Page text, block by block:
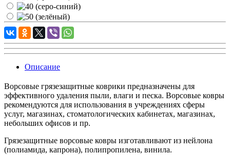
Описание
Ворсовые грязезащитные коврики предназначены для
эффективного удаления пыли, влаги и песка. Ворсовые ковры
рекомендуются для использования в учреждениях сферы
услуг, магазинах, стоматологических кабинетах, магазинах,
небольших офисов и пр.
Грязезащитные ворсовые ковры изготавливают из нейлона
(полиамида, капрона), полипропилена, винила.